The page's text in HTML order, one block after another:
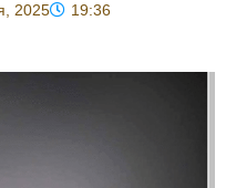
2025
19:36